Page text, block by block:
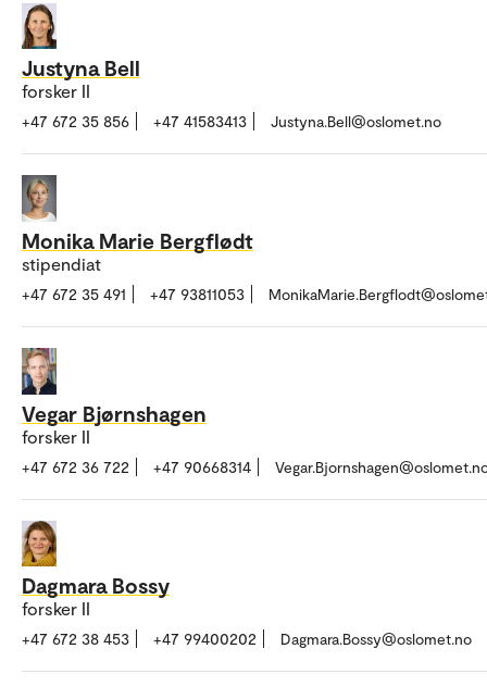
Justyna Bell
forsker II
+47 672 35 856 +47 41583413 Justyna.Bell@oslomet.no
Monika Marie Bergflødt
stipendiat
+47 672 35 491 +47 93811053
Vegar Bjørnshagen
forsker II
+47 672 36 722 +47 90668314
Dagmara Bossy
forsker II
+47 672 38 453 +47 99400202 Dagmara.Bossy@oslomet.no